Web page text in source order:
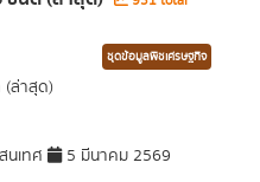
ชุดข้อมูลพืชเศรษฐกิจ
ล่าสุด)
นเทศ 5 มีนาคม 2569